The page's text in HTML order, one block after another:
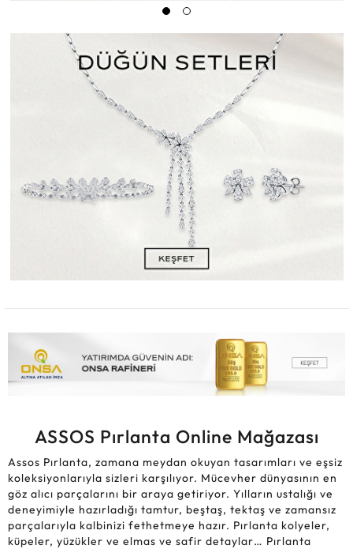
ASSOS Pırlanta Online Mağazası
Assos Pırlanta, zamana meydan okuyan tasarımları ve eşsiz
koleksiyonlarıyla sizleri karşılıyor. Mücevher dünyasının en
göz alıcı parçalarını bir araya getiriyor. Yılların ustalığı ve
deneyimiyle hazırladığı tamtur, beştaş, tektaş ve zamansız
parçalarıyla kalbinizi fethetmeye hazır. Pırlanta kolyeler,
küpeler, yüzükler ve elmas ve safir detaylar… Pırlanta